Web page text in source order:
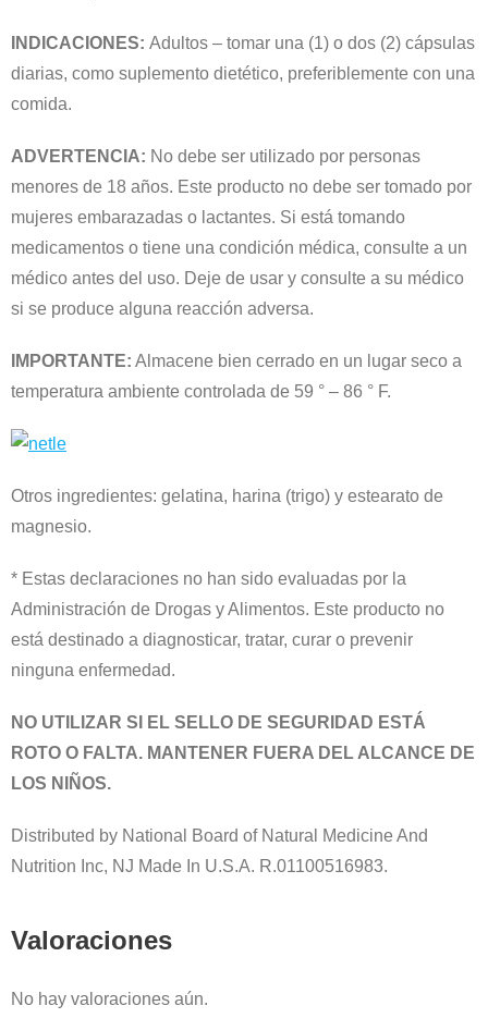
INDICACIONES: Adultos – tomar una (1) o dos (2) cápsulas
diarias, como suplemento dietético, preferiblemente con una
comida.
ADVERTENCIA: No debe ser utilizado por personas
menores de 18 años. Este producto no debe ser tomado por
mujeres embarazadas o lactantes. Si está tomando
medicamentos o tiene una condición médica, consulte a un
médico antes del uso. Deje de usar y consulte a su médico
si se produce alguna reacción adversa.
IMPORTANTE: Almacene bien cerrado en un lugar seco a
temperatura ambiente controlada de 59 ° – 86 ° F.
Otros ingredientes: gelatina, harina (trigo) y estearato de
magnesio.
* Estas declaraciones no han sido evaluadas por la
Administración de Drogas y Alimentos. Este producto no
está destinado a diagnosticar, tratar, curar o prevenir
ninguna enfermedad.
NO UTILIZAR SI EL SELLO DE SEGURIDAD ESTÁ
ROTO O FALTA. MANTENER FUERA DEL ALCANCE DE
LOS NIÑOS.
Distributed by National Board of Natural Medicine And
Nutrition Inc, NJ Made In U.S.A. R.01100516983.
Valoraciones
No hay valoraciones aún.